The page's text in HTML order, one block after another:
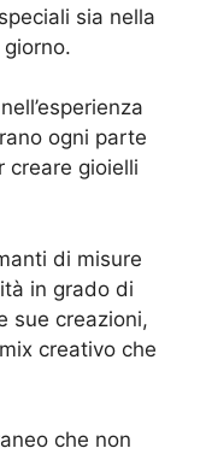
sia nella
ogni parte
creare gioielli
di misure
in grado di
sue creazioni,
creativo che
che non